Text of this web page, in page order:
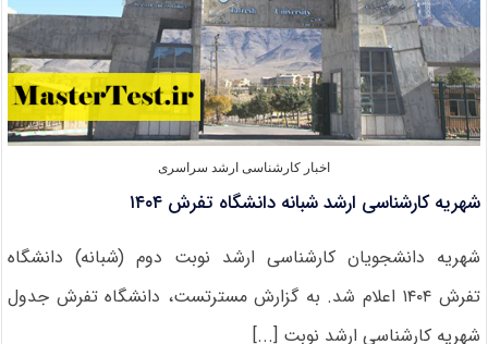
اخبار کارشناسی ارشد سراسری
شهریه کارشناسی ارشد شبانه دانشگاه تفرش ۱۴۰۴
شهریه دانشجویان کارشناسی ارشد نوبت دوم (شبانه) دانشگاه
تفرش ۱۴۰۴ اعلام شد. به گزارش مسترتست، دانشگاه تفرش جدول
شهریه کارشناسی ارشد نوبت [...]